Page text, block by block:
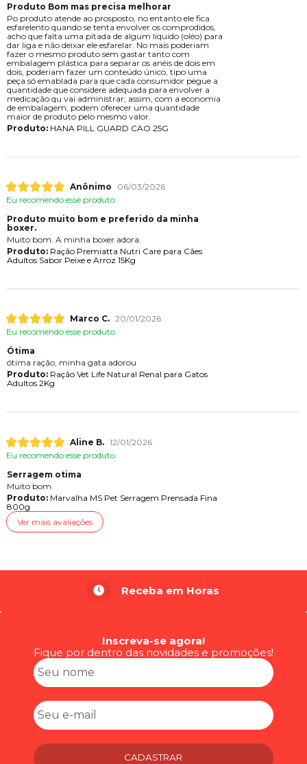
Produto Bom mas precisa melhorar
Po produto atende ao prosposto, no entanto ele fica
esfarelento quando se tenta envolver os comprodidos,
acho que falta uma pitada de algum liquido (oléo) para
dar liga e não deixar ele esfarelar. No mais poderiam
fazer o mesmo produto sem gastar tanto com
embalagem plástica para separar os anéis de dois em
dois, poderiam fazer um conteúdo único, tipo uma
peça só emablada para que cada consumidor pegue a
quantidade que considere adequada para envolver a
medicação qu vai administrar; assim, com a economia
de embalagem, podem oferecer uma quantidade
maior de produto pelo mesmo valor.
Produto:HANA PILL GUARD CAO 25G
Anônimo
06/03/2026
Eu recomendo esse produto.
Produto muito bom e preferido da minha
boxer.
Muito bom. A minha boxer adora.
Produto:Ração Premiatta Nutri Care para Cães
Adultos Sabor Peixe e Arroz 15Kg
Marco C. 20/01/2026
Eu recomendo esse produto.
Ótima
ótima ração, minha gata adorou
Produto:Ração Vet Life Natural Renal para Gatos
Adultos 2Kg
Aline B. 12/01/2026
Eu recomendo esse produto.
Serragem otima
Muito bom
Produto:Marvalha MS Pet Serragem Prensada Fina
800g
Ver mais avaliações
Receba em Horas
Inscreva-se agora!
Fique por dentro das novidades e promoções!
CADASTRAR